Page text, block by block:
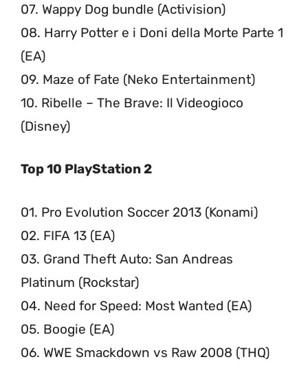
07. Wappy Dog bundle (Activision)
08. Harry Potter e i Doni della Morte Parte 1
(EA)
09. Maze of Fate (Neko Entertainment)
10. Ribelle – The Brave: Il Videogioco
(Disney)
Top 10 PlayStation 2
01. Pro Evolution Soccer 2013 (Konami)
02. FIFA 13 (EA)
03. Grand Theft Auto: San Andreas
Platinum (Rockstar)
04. Need for Speed: Most Wanted (EA)
05. Boogie (EA)
06. WWE Smackdown vs Raw 2008 (THQ)